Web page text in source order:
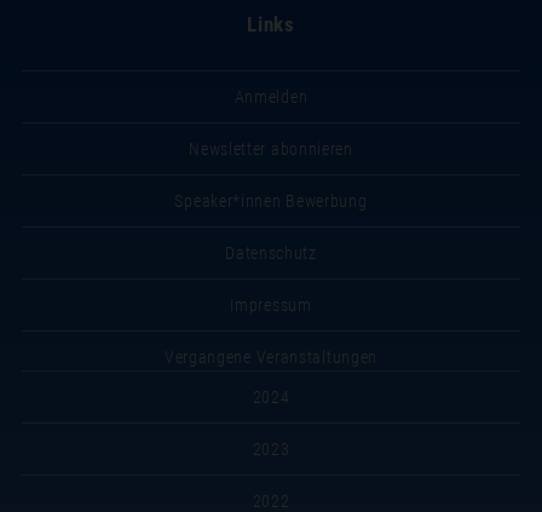
Links
Anmelden
Newsletter abonnieren
Speaker*innen Bewerbung
Datenschutz
Impressum
Vergangene Veranstaltungen
2024
2023
2022